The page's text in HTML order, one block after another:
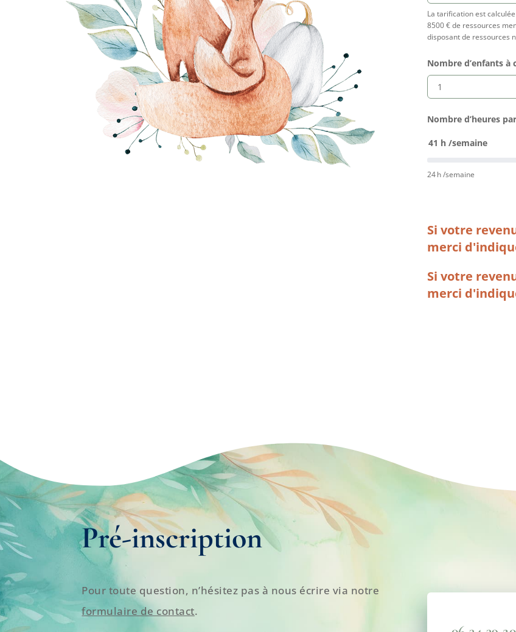
La tarification est
8500 € de ressources
disposant de ressources
Nombre d’enfants à
Nombre d’heures
41 h /semaine
24 h /semaine
Si votre
merci
Si votre
merci
Pré-inscription
Pour toute question, n’hésitez pas à nous écrire via notre
formulaire de contact.